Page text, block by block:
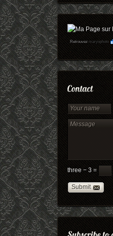
Retrouvezmaryophoto
three − 3 =
Submit